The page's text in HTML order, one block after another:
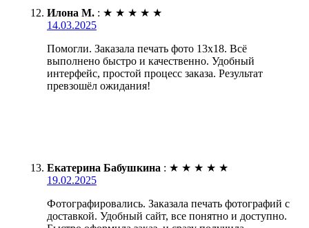
Илона М. : ★ ★ ★ ★ ★
14.03.2025
Помогли. Заказала печать фото 13х18. Всё
выполнено быстро и качественно. Удобный
интерфейс, простой процесс заказа. Результат
превзошёл ожидания!
Екатерина Бабушкина : ★ ★ ★ ★ ★
19.02.2025
Фотографировались. Заказала печать фотографий с
доставкой. Удобный сайт, все понятно и доступно.